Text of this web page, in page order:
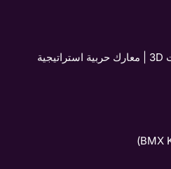
لعبة حرب الدبابات 3D | معارك حربية استراتيجية